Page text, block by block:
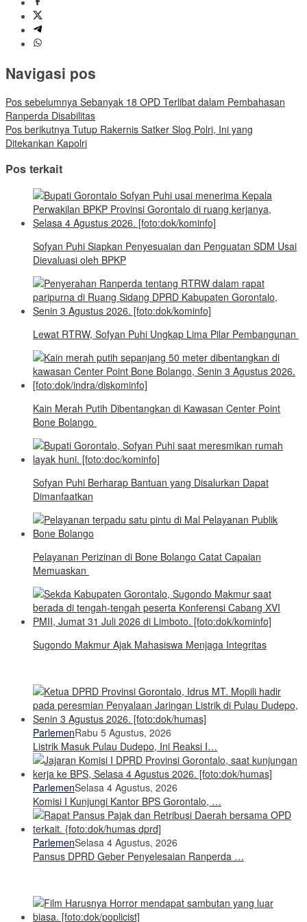
Navigasi pos
Pos sebelumnya Sebanyak 18 OPD Terlibat dalam Pembahasan
Ranperda Disabilitas
Pos berikutnya Tutup Rakernis Satker Slog Polri, Ini yang
Ditekankan Kapolri
Pos terkait
Sofyan Puhi Siapkan Penyesuaian dan Penguatan SDM Usai
Dievaluasi oleh BPKP
Lewat RTRW, Sofyan Puhi Ungkap Lima Pilar Pembangunan
Kain Merah Putih Dibentangkan di Kawasan Center Point
Bone Bolango
Sofyan Puhi Berharap Bantuan yang Disalurkan Dapat
Dimanfaatkan
Pelayanan Perizinan di Bone Bolango Catat Capaian
Memuaskan
Sugondo Makmur Ajak Mahasiswa Menjaga Integritas
ParlemenRabu 5 Agustus, 2026
Listrik Masuk Pulau Dudepo, Ini Reaksi I…
ParlemenSelasa 4 Agustus, 2026
Komisi I Kunjungi Kantor BPS Gorontalo, …
ParlemenSelasa 4 Agustus, 2026
Pansus DPRD Geber Penyelesaian Ranperda …